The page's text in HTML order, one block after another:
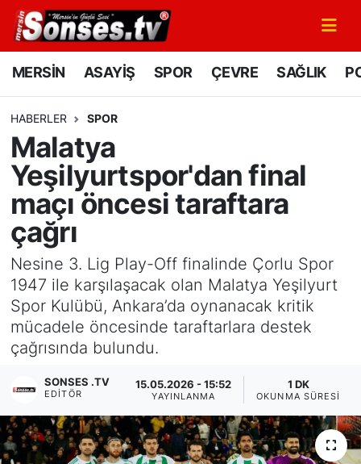
MERSİN ASAYİŞ SPOR ÇEVRE SAĞLIK
HABERLER SPOR
Malatya
Yeşilyurtspor'dan final
maçı öncesi taraftara
çağrı
Nesine 3. Lig Play-Off finalinde Çorlu Spor
1947 ile karşılaşacak olan Malatya Yeşilyurt
Spor Kulübü, Ankara’da oynanacak kritik
mücadele öncesinde taraftarlara destek
çağrısında bulundu.
SONSES .TV
EDITÖR
15.05.2026 - 15:52
YAYINLANMA
1 DK
OKUNMA SÜRESI
MERSİN
SPOR
GÜNÜN MANŞETİ
DÜNYA
KÜLTÜR - SANAT
MAGAZİN
SAĞLIK
Siyaset
YEREL HABER
Mersin Nöbetçi Eczaneler
Mersin Namaz Vakitleri
Mersin Trafik Yoğunluk Haritası
Süper Lig Puan Durumu ve Fikstür
Tüm Manşetler
Son Dakika Haberleri
Haber Arşivi